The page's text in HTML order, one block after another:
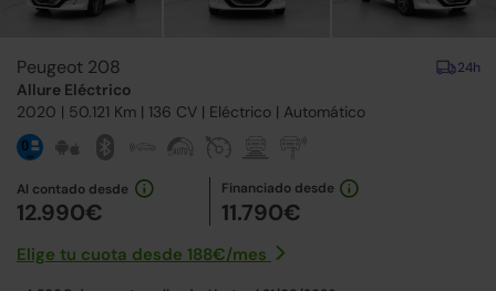
Peugeot 208
Allure Eléctrico
2020 | 50.121 Km | 136 CV | Eléctrico | Automático
24h
Al contado desde
12.990€
Financiado desde
11.790€
Elige tu cuota desde 188€/mes